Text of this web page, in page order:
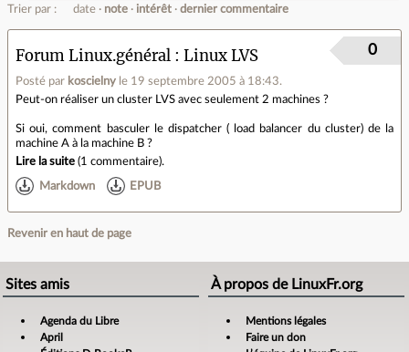
Trier par : date note intérêt dernier commentaire
Forum Linux.général Linux LVS
Posté par koscielny le 19 septembre 2005 à 18:43.
0
Peut-on réaliser un cluster LVS avec seulement 2 machines ?
Si oui, comment basculer le dispatcher ( load balancer du cluster) de la
machine A à la machine B ?
Lire la suite (1 commentaire).
Markdown EPUB
Revenir en haut de page
Sites amis
Agenda du Libre
April
À propos de LinuxFr.org
Mentions légales
Faire un don